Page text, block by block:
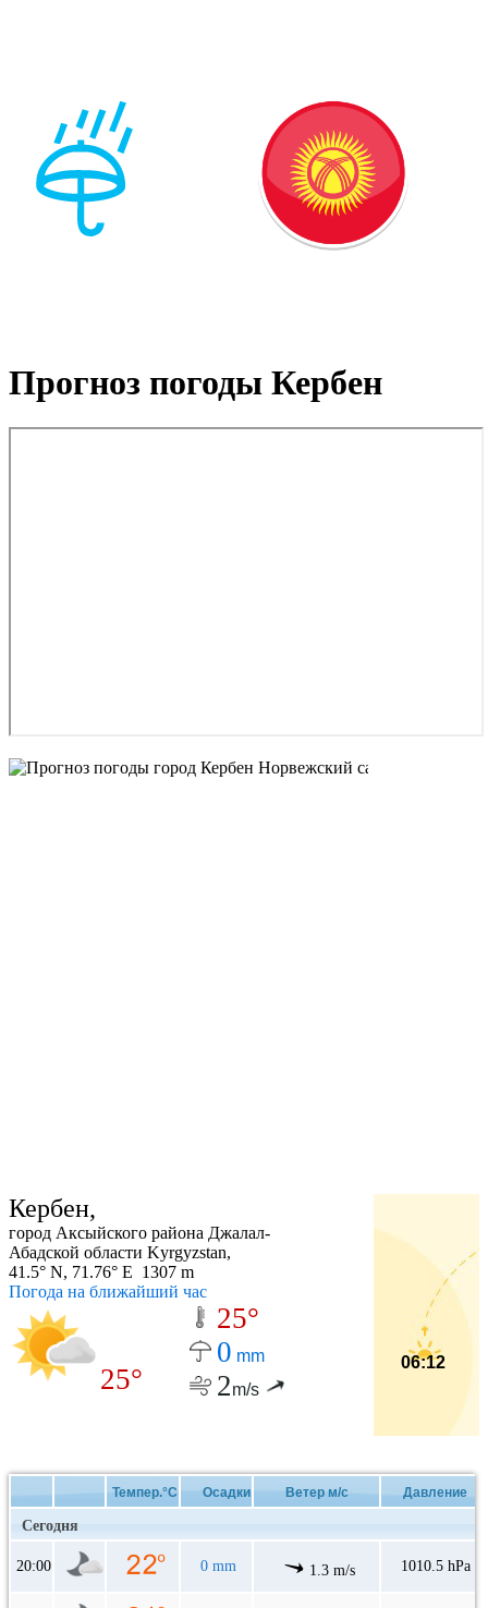
Прогноз погоды Кербен
Кербен,
город Аксыйского района Джалал-
Абадской области Kyrgyzstan,
41.5° N, 71.76° E 1307 m
Погода на ближайший час
25°
25°
0 mm
2m/s
06:12
Темпер.°C Осадки Ветер м/с Давление
Сегодня
20:00 0 mm 1.3 m/s 1010.5 hPa